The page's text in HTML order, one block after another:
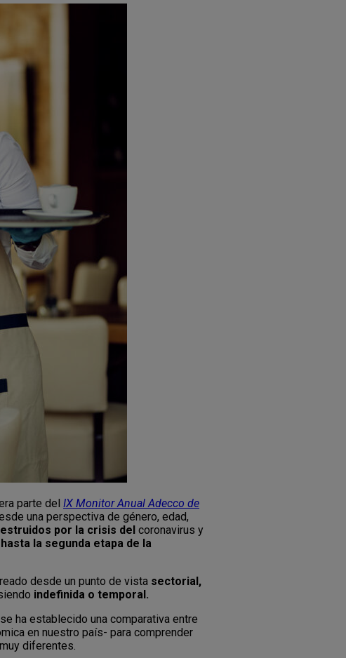
parte del IX Monitor Anual Adecco de
una perspectiva de género, edad,
por la crisis del coronavirus y
la segunda etapa de la
desde un punto de vista sectorial,
indefinida o temporal.
ha establecido una comparativa entre
en nuestro país- para comprender
diferentes.